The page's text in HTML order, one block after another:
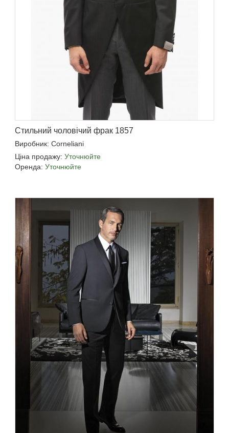
Стильний чоловічий фрак 1857
Виробник: Corneliani
Ціна продажу: Уточнюйте
Оренда: Уточнюйте